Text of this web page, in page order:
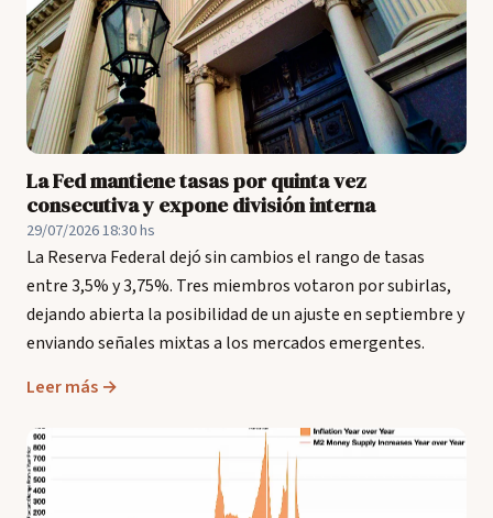
La Fed mantiene tasas por quinta vez
consecutiva y expone división interna
29/07/2026 18:30 hs
La Reserva Federal dejó sin cambios el rango de tasas
entre 3,5% y 3,75%. Tres miembros votaron por subirlas,
dejando abierta la posibilidad de un ajuste en septiembre y
enviando señales mixtas a los mercados emergentes.
Leer más →